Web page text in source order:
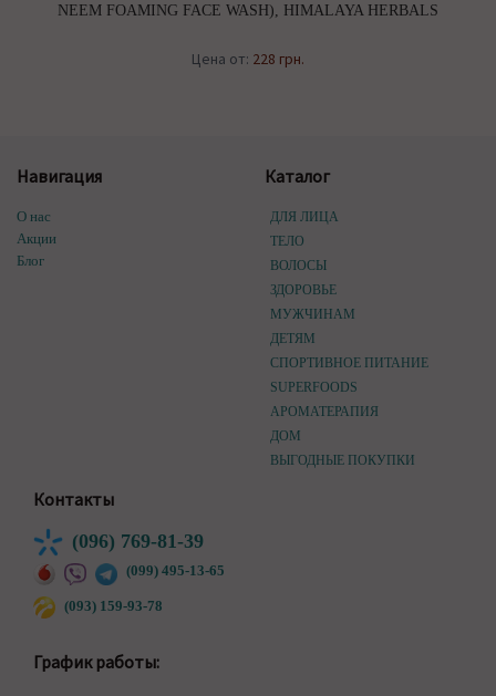
NEEM FOAMING FACE WASH), HIMALAYA HERBALS
Цена от: 228 грн.
Навигация
О нас
Акции
Блог
Каталог
ДЛЯ ЛИЦА
ТЕЛО
ВОЛОСЫ
ЗДОРОВЬЕ
МУЖЧИНАМ
ДЕТЯМ
СПОРТИВНОЕ ПИТАНИЕ
SUPERFOODS
АРОМАТЕРАПИЯ
ДОМ
ВЫГОДНЫЕ ПОКУПКИ
Контакты
(096) 769-81-39
(099) 495-13-65
(093) 159-93-78
График работы: